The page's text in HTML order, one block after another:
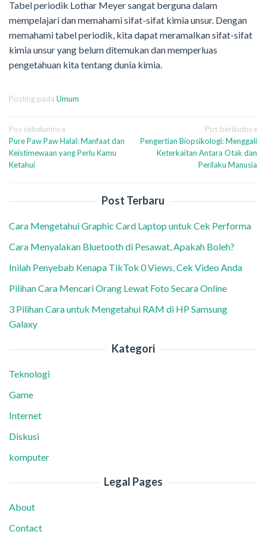
Tabel periodik Lothar Meyer sangat berguna dalam
mempelajari dan memahami sifat-sifat kimia unsur. Dengan
memahami tabel periodik, kita dapat meramalkan sifat-sifat
kimia unsur yang belum ditemukan dan memperluas
pengetahuan kita tentang dunia kimia.
Posting pada Umum
Navigasi
pos
Pos sebelumnya
Pure Paw Paw Halal: Manfaat dan
Keistimewaan yang Perlu Kamu
Ketahui
Pos berikutnya
Pengertian Biopsikologi: Menggali
Keterkaitan Antara Otak dan
Perilaku Manusia
Post Terbaru
Cara Mengetahui Graphic Card Laptop untuk Cek Performa
Cara Menyalakan Bluetooth di Pesawat, Apakah Boleh?
Inilah Penyebab Kenapa TikTok 0 Views, Cek Video Anda
Pilihan Cara Mencari Orang Lewat Foto Secara Online
3 Pilihan Cara untuk Mengetahui RAM di HP Samsung
Galaxy
Kategori
Teknologi
Game
Internet
Diskusi
komputer
Legal Pages
About
Contact